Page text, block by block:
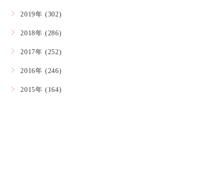
2019年 (302)
2018年 (286)
2017年 (252)
2016年 (246)
2015年 (164)